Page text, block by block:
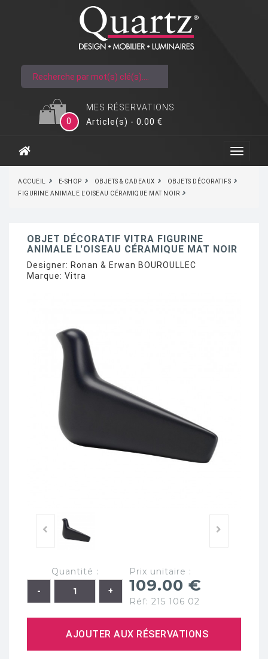
MES RÉSERVATIONS
0
Article(s) - 0.00 €
ACCUEIL E-SHOP OBJETS & CADEAUX
OBJETS DÉCORATIFS
FIGURINE ANIMALE L'OISEAU CÉRAMIQUE MAT NOIR
OBJET DÉCORATIF VITRA FIGURINE
ANIMALE L'OISEAU CÉRAMIQUE MAT NOIR
Designer: Ronan & Erwan BOUROULLEC
Marque: Vitra
Quantité : Prix unitaire :
109.00 €
Réf: 215 106 02
AJOUTER AUX RÉSERVATIONS